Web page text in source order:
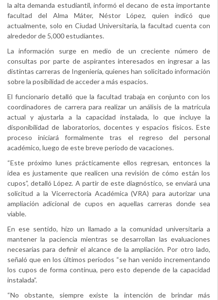
la alta demanda estudiantil, informó el decano de esta importante
facultad del Alma Máter, Néstor López, quien indicó que
actualmente, solo en Ciudad Universitaria, la facultad cuenta con
alrededor de 5,000 estudiantes.
La información surge en medio de un creciente número de
consultas por parte de aspirantes interesados en ingresar a las
distintas carreras de Ingeniería, quienes han solicitado información
sobre la posibilidad de acceder a más espacios.
El funcionario detalló que la facultad trabaja en conjunto con los
coordinadores de carrera para realizar un análisis de la matrícula
actual y ajustarla a la capacidad instalada, lo que incluye la
disponibilidad de laboratorios, docentes y espacios físicos. Este
proceso iniciará formalmente tras el regreso del personal
académico, luego de este breve período de vacaciones.
“Este próximo lunes prácticamente ellos regresan, entonces la
idea es justamente que realicen una revisión de cómo están los
cupos”, detalló López. A partir de este diagnóstico, se enviará una
solicitud a la Vicerrectoría Académica (VRA) para autorizar una
ampliación adicional de cupos en aquellas carreras donde sea
viable.
En ese sentido, hizo un llamado a la comunidad universitaria a
mantener la paciencia mientras se desarrollan las evaluaciones
necesarias para definir el alcance de la ampliación. Por otro lado,
señaló que en los últimos períodos “se han venido incrementando
los cupos de forma continua, pero esto depende de la capacidad
instalada”.
“No obstante, siempre existe la intención de brindar más